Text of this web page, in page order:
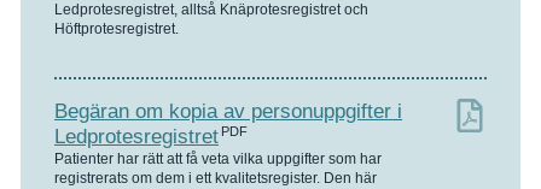
Ledprotesregistret, alltså Knäprotesregistret och
Höftprotesregistret.
Begäran om kopia av personuppgifter i
Ledprotesregistret PDF
Patienter har rätt att få veta vilka uppgifter som har
registrerats om dem i ett kvalitetsregister. Den här